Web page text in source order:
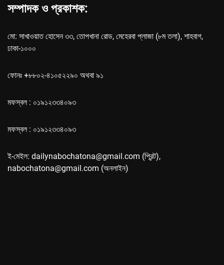
সম্পাদক ও প্রকাশক:
মো: সাখাওয়াত হোসেন ৩৩, তোপখানা রোড, মেহেরবা প্লাজা (৮ম তলা), শাহবাগ,
ঢাকা-১০০০
ফোনঃ +৮৮০২-৪১০৫২২৯০ অথবা ৯১
মফস্বল : ০১৯১২৩৩৪০৯৩
মফস্বল : ০১৯১২৩৩৪০৯৩
ই-মেইল: dailynabochatona@gmail.com (প্রিন্ট),
nabochatona@gmail.com (অনলাইন)